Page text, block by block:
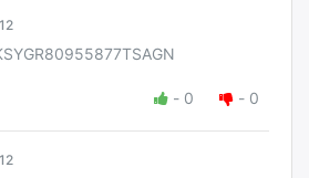
- 0 - 0